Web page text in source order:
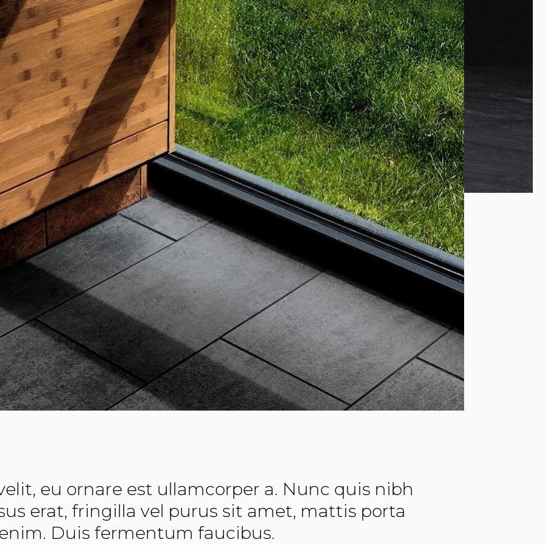
eu ornare est ullamcorper a. Nunc quis nibh
erat, fringilla vel purus sit amet, mattis porta
Duis fermentum faucibus.